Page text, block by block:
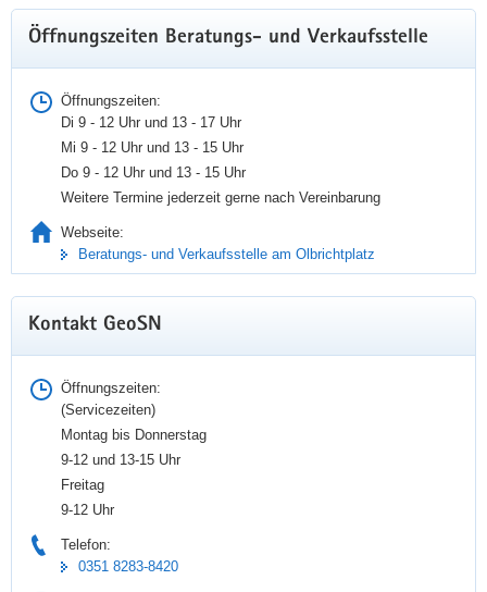
Neustart für festpunkte.online
eine neue Version umgestellt und aktualisiert.
festpunkte.online
Öffnungszeiten Beratungs- und Verkaufsstelle
Öffnungszeiten:
Di 9 - 12 Uhr und 13 - 17 Uhr
Mi 9 - 12 Uhr und 13 - 15 Uhr
Do 9 - 12 Uhr und 13 - 15 Uhr
Weitere Termine jederzeit gerne nach Vereinbarung
Webseite:
Beratungs- und Verkaufsstelle am Olbrichtplatz
Kontakt GeoSN
Öffnungszeiten:
(Servicezeiten)
Montag bis Donnerstag
9-12 und 13-15 Uhr
Freitag
9-12 Uhr
Telefon:
0351 8283-8420